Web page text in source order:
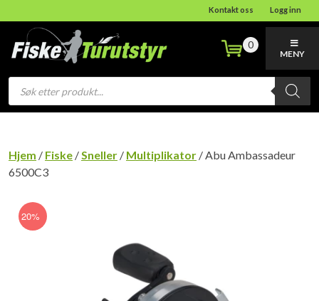
Kontakt oss Logg inn
Products
search
0
MENY
Hjem / Fiske /Sneller / Multiplikator / Abu Ambassadeur
6500C3
20%